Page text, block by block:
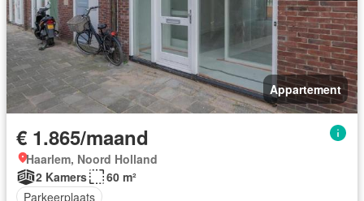
Appartement
€ 1.865/maand
Haarlem, Noord Holland
2 Kamers
60 m²
Parkeerplaats